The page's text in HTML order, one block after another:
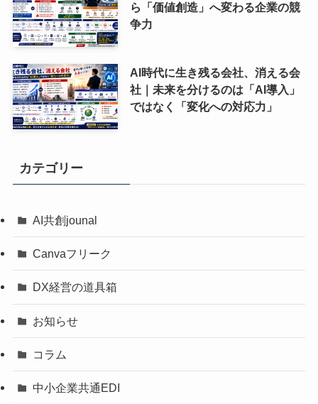
ら「価値創造」へ変わる企業の競
争力
AI時代に生き残る会社、消える会
社｜未来を分けるのは「AI導入」
ではなく「変化への対応力」
カテゴリー
AI共創jounal
Canvaフリーク
DX経営の道具箱
お知らせ
コラム
中小企業共通EDI